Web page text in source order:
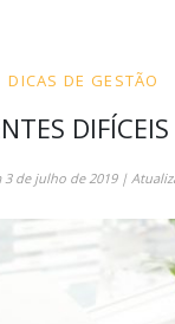
DICAS DE GESTÃO
3 de julho de 2019|